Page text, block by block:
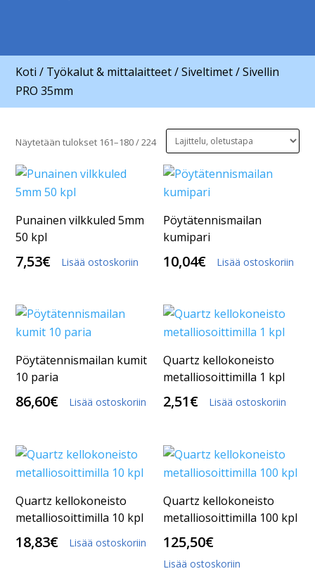
Koti / Työkalut & mittalaitteet/Siveltimet/ Sivellin
PRO 35mm
Näytetään tulokset 161–180 / 224
Punainen vilkkuled 5mm
50 kpl
7,53€ Lisää ostoskoriin
Pöytätennismailan
kumipari
10,04€ Lisää ostoskoriin
Pöytätennismailan kumit
10 paria
86,60€ Lisää ostoskoriin
Quartz kellokoneisto
metalliosoittimilla 1 kpl
2,51€ Lisää ostoskoriin
Quartz kellokoneisto
metalliosoittimilla 10 kpl
18,83€ Lisää ostoskoriin
Quartz kellokoneisto
metalliosoittimilla 100 kpl
125,50€
Lisää ostoskoriin